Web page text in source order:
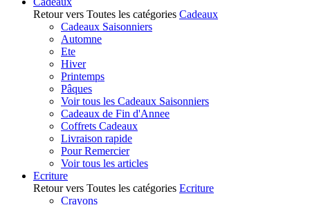
Retour vers Toutes les catégories Cadeaux
Cadeaux Saisonniers
Automne
Ete
Hiver
Printemps
Pâques
Voir tous les Cadeaux Saisonniers
Cadeaux de Fin d'Annee
Coffrets Cadeaux
Livraison rapide
Pour Remercier
Voir tous les articles
Ecriture
Retour vers Toutes les catégories Ecriture
Crayons